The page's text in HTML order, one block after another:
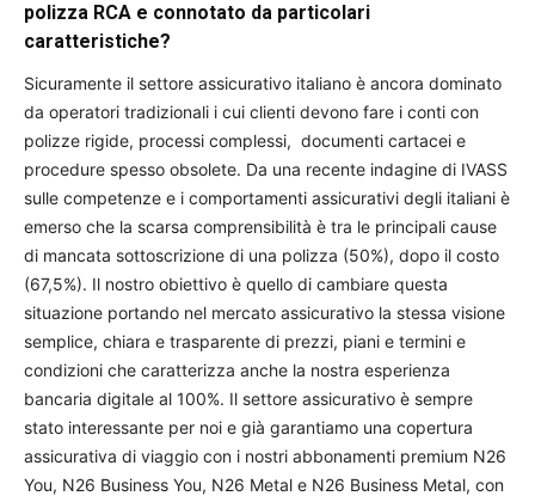
polizza RCA e connotato da particolari
caratteristiche?
Sicuramente il settore assicurativo italiano è ancora dominato
da operatori tradizionali i cui clienti devono fare i conti con
polizze rigide, processi complessi, documenti cartacei e
procedure spesso obsolete. Da una recente indagine di IVASS
sulle competenze e i comportamenti assicurativi degli italiani è
emerso che la scarsa comprensibilità è tra le principali cause
di mancata sottoscrizione di una polizza (50%), dopo il costo
(67,5%). Il nostro obiettivo è quello di cambiare questa
situazione portando nel mercato assicurativo la stessa visione
semplice, chiara e trasparente di prezzi, piani e termini e
condizioni che caratterizza anche la nostra esperienza
bancaria digitale al 100%. Il settore assicurativo è sempre
stato interessante per noi e già garantiamo una copertura
assicurativa di viaggio con i nostri abbonamenti premium N26
You, N26 Business You, N26 Metal e N26 Business Metal, con